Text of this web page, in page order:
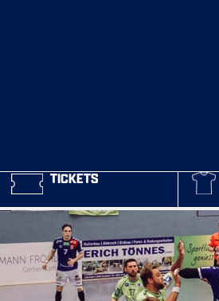
TICKETS